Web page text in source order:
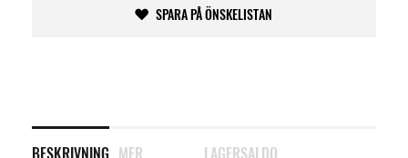
SPARA PÅ ÖNSKELISTAN
BESKRIVNING MER
LAGERSALDO